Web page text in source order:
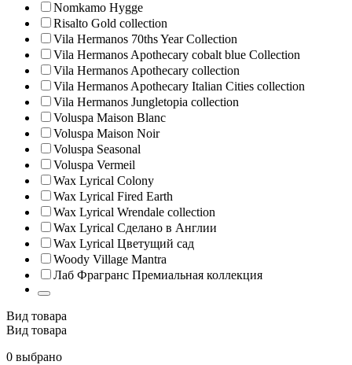
Nomkamo Hygge
Risalto Gold collection
Vila Hermanos 70ths Year Collection
Vila Hermanos Apothecary cobalt blue Collection
Vila Hermanos Apothecary collection
Vila Hermanos Apothecary Italian Cities collection
Vila Hermanos Jungletopia collection
Voluspa Maison Blanc
Voluspa Maison Noir
Voluspa Seasonal
Voluspa Vermeil
Wax Lyrical Colony
Wax Lyrical Fired Earth
Wax Lyrical Wrendale collection
Wax Lyrical Сделано в Англии
Wax Lyrical Цветущий сад
Woody Village Mantra
Лаб Фрагранс Премиальная коллекция
Вид товара
Вид товара
0 выбрано